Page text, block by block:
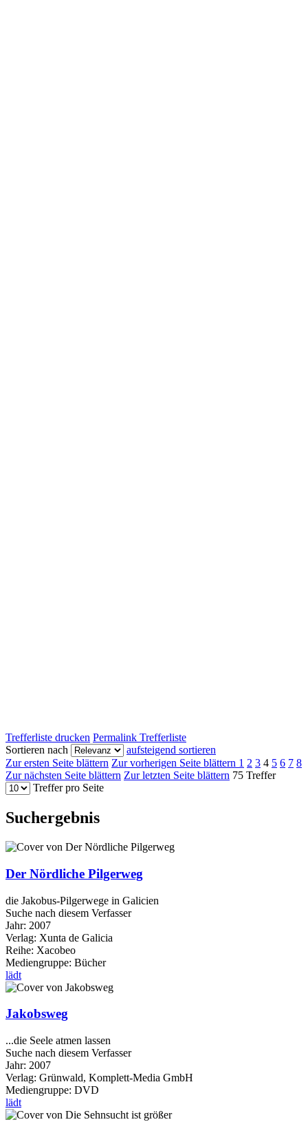
Trefferliste drucken Permalink Trefferliste
Sortieren nach
aufsteigend sortieren
Zur ersten Seite blättern Zur vorherigen Seite blättern 1 2 3 4 5 6 7 8
Zur nächsten Seite blättern Zur letzten Seite blättern 75 Treffer
Treffer pro Seite
Suchergebnis
Der Nördliche Pilgerweg
die Jakobus-Pilgerwege in Galicien
Suche nach diesem Verfasser
Jahr: 2007
Verlag: Xunta de Galicia
Reihe: Xacobeo
Mediengruppe: Bücher
lädt
Jakobsweg
...die Seele atmen lassen
Suche nach diesem Verfasser
Jahr: 2007
Verlag: Grünwald, Komplett-Media GmbH
Mediengruppe: DVD
lädt